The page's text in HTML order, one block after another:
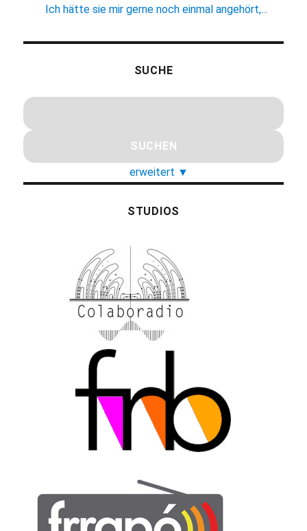
Ich hätte sie mir gerne noch einmal angehört,...
SUCHE
erweitert ▼
STUDIOS